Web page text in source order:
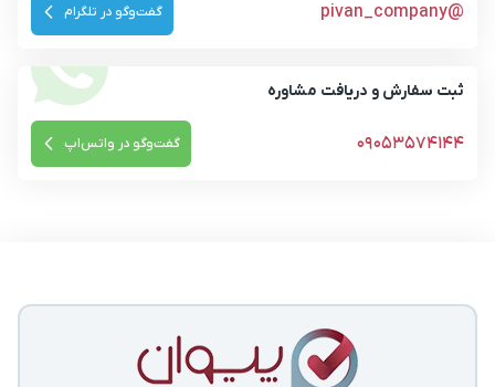
@pivan_company گفت‌وگو در تلگرام
ثبت سفارش و دریافت مشاوره
09053574144 گفت‌وگو در واتس‌اپ